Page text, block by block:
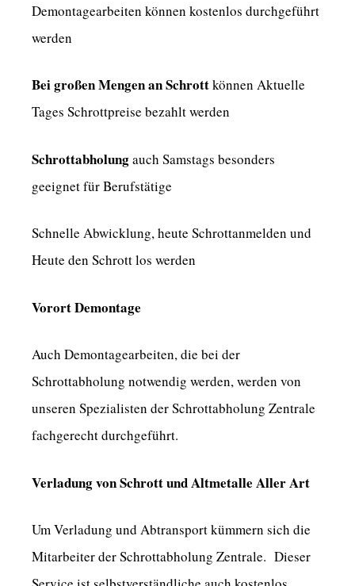
Demontagearbeiten können kostenlos durchgeführt
werden
Bei großen Mengen an Schrottkönnen Aktuelle
Tages Schrottpreise bezahlt werden
Schrottabholungauch Samstags besonders
geeignet für Berufstätige
Schnelle Abwicklung, heute Schrottanmelden und
Heute den Schrott los werden
Vorort Demontage
Auch Demontagearbeiten, die bei der
Schrottabholung notwendig werden, werden von
unseren Spezialisten der Schrottabholung Zentrale
fachgerecht durchgeführt.
Verladung von Schrott und Altmetalle Aller Art
Um Verladung und Abtransport kümmern sich die
Mitarbeiter der Schrottabholung Zentrale. Dieser